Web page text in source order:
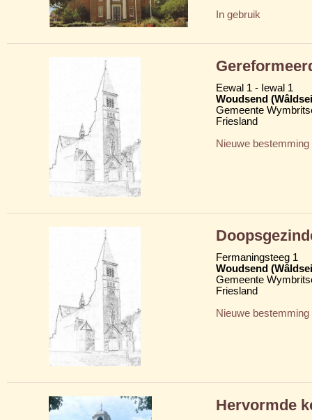
In gebruik
Eewal 1 - Iewal 1
Woudsend
Gemeente
Friesland
Nieuwe bestemming
Fermaningsteeg 1
Woudsend
Gemeente
Friesland
Nieuwe bestemming
Hervormde